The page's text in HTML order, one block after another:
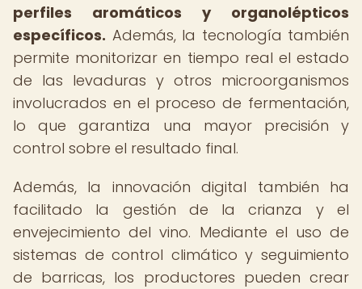
perfiles aromáticos y organolépticos
específicos. Además, la tecnología también
permite monitorizar en tiempo real el estado
de las levaduras y otros microorganismos
involucrados en el proceso de fermentación,
lo que garantiza una mayor precisión y
control sobre el resultado final.
Además, la innovación digital también ha
facilitado la gestión de la crianza y el
envejecimiento del vino. Mediante el uso de
sistemas de control climático y seguimiento
de barricas, los productores pueden crear